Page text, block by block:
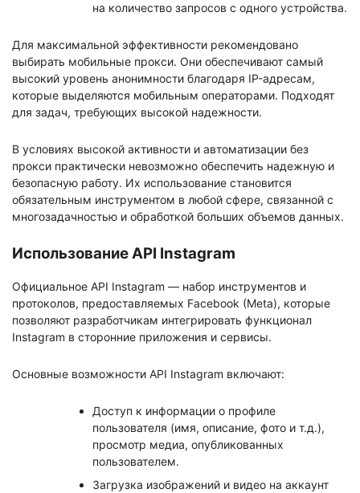
на количество запросов с одного устройства.
Для максимальной эффективности рекомендовано
выбирать мобильные прокси. Они обеспечивают самый
высокий уровень анонимности благодаря IP-адресам,
которые выделяются мобильным операторами. Подходят
для задач, требующих высокой надежности.
В условиях высокой активности и автоматизации без
прокси практически невозможно обеспечить надежную и
безопасную работу. Их использование становится
обязательным инструментом в любой сфере, связанной с
многозадачностью и обработкой больших объемов данных.
Использование API Instagram
Официальное API Instagram — набор инструментов и
протоколов, предоставляемых Facebook (Meta), которые
позволяют разработчикам интегрировать функционал
Instagram в сторонние приложения и сервисы.
Основные возможности API Instagram включают:
Доступ к информации о профиле
пользователя (имя, описание, фото и т.д.),
просмотр медиа, опубликованных
пользователем.
Загрузка изображений и видео на аккаунт